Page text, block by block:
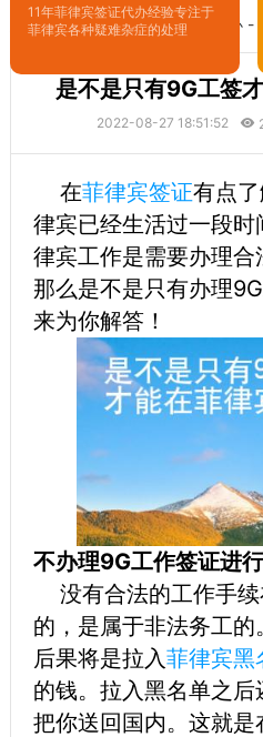
11年菲律宾签证代办经验专注于
菲律宾各种疑难杂症的处理
您的位置：首页-菲律宾签证代办-
是不是只有9G工签
2022-08-27 18:51:52
在菲律宾签证有点
律宾已经生活过一段
律宾工作是需要办理合
那么是不是只有办理
来为你解答！
不办理9G工作签证进
没有合法的工作手续
的，是属于非法务工
后果将是拉入菲律宾黑
的钱。拉入黑名单之
把你送回国内。这就